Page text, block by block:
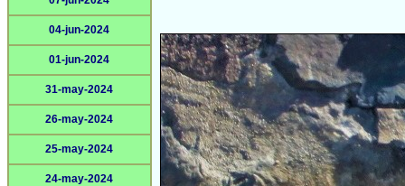
04-jun-2024
01-jun-2024
31-may-2024
26-may-2024
25-may-2024
24-may-2024